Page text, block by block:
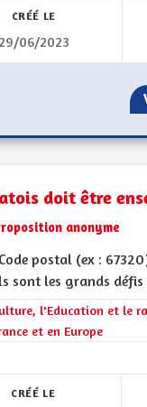
CRÉÉ LE
29/06/2023
doit être
anonyme
postal (ex :
sont les grands défis
les résultats de la
l'Education et le
et en Europe
CRÉÉ LE